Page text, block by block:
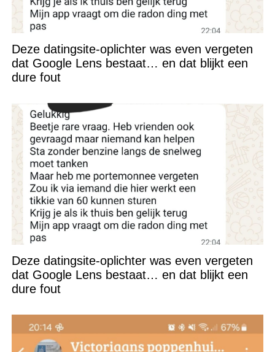
Deze datingsite-oplichter was even vergeten
dat Google Lens bestaat… en dat blijkt een
dure fout
Deze datingsite-oplichter was even vergeten
dat Google Lens bestaat… en dat blijkt een
dure fout